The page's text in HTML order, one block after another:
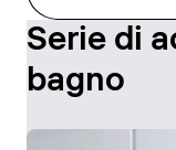
Serie di
bagno